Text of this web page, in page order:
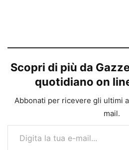
Scopri di più da
quotidiano on
Abbonati per ricevere gli ultimi
mail.
Digita la tua e-mail...